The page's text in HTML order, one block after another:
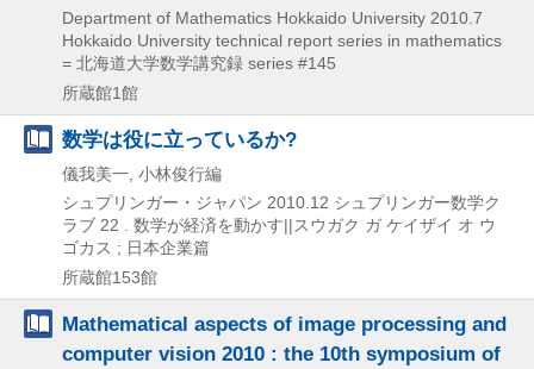
Department of Mathematics Hokkaido University 2010.7
Hokkaido University technical report series in mathematics
= 北海道大学数学講究録 series #145
所蔵館1館
数学は役に立っているか?
儀我美一, 小林俊行編
シュプリンガー・ジャパン 2010.12 シュプリンガー数学ク
ラブ 22 . 数学が経済を動かす||スウガク ガ ケイザイ オ ウ
ゴカス ; 日本企業篇
所蔵館153館
Mathematical aspects of image processing and
computer vision 2010 : the 10th symposium of